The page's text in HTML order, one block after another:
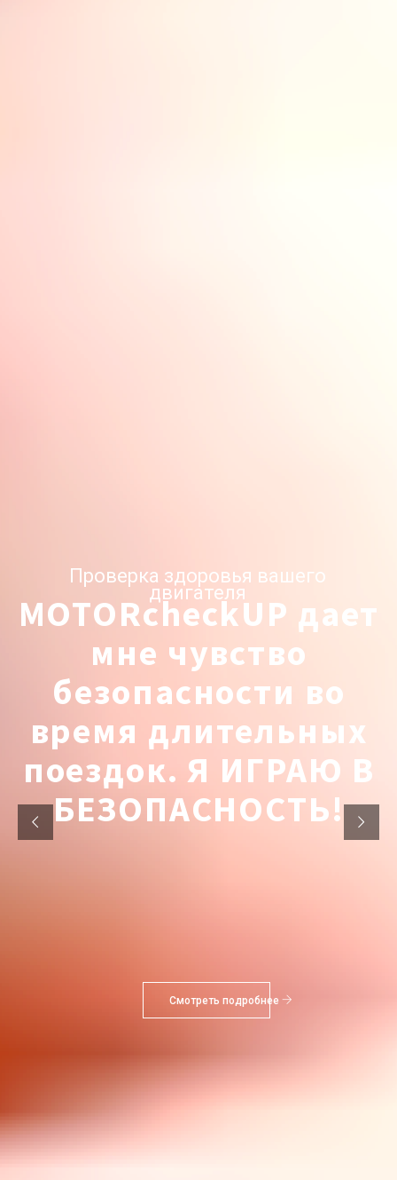
MOTORcheckUP дает
мне чувство
безопасности во
время длительных
поездок. Я ИГРАЮ В
БЕЗОПАСНОСТЬ!
Смотреть подробнее
Проверка здоровья вашего
двигателя